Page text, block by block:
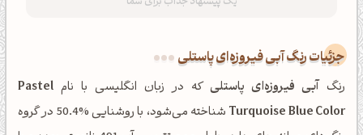
جزئیات رنگ آبی فیروزه‌ای پاستلی
رنگ آبی فیروزه‌ای پاستلی که در زبان انگلیسی با نام Pastel
Turquoise Blue Color
شناخته می‌شود، با روشنایی %50.4 در گروه